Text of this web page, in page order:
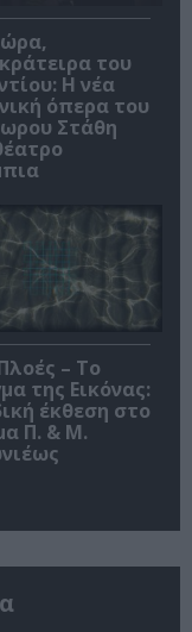
του
Η νέα
όπερα του
Στάθη
– Το
της Εικόνας:
έκθεση στο
Π. & Μ.